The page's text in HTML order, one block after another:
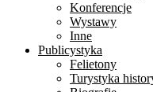
Konferencje
Wystawy
Inne
Publicystyka
Felietony
Turystyka